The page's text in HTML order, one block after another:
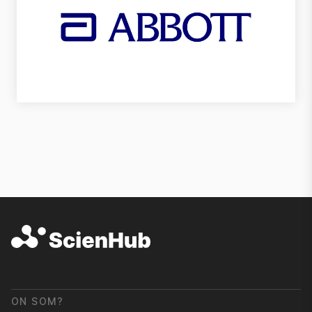
ON SOM?